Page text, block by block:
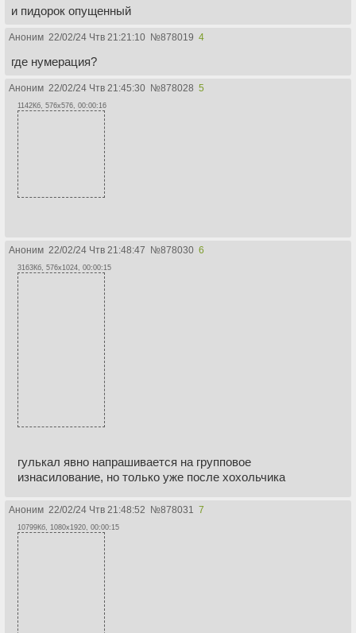
и пидорок опущенный
Аноним 22/02/24 Чтв 21:21:10 №878019 4
где нумерация?
Аноним 22/02/24 Чтв 21:45:30 №878028 5
1142Кб, 576x576, 00:00:16
Аноним 22/02/24 Чтв 21:48:47 №878030 6
3163Кб, 576x1024, 00:00:15
гулькал явно напрашивается на групповое
изнасилование, но только уже после хохольчика
Аноним 22/02/24 Чтв 21:48:52 №878031 7
10799Кб, 1080x1920, 00:00:15